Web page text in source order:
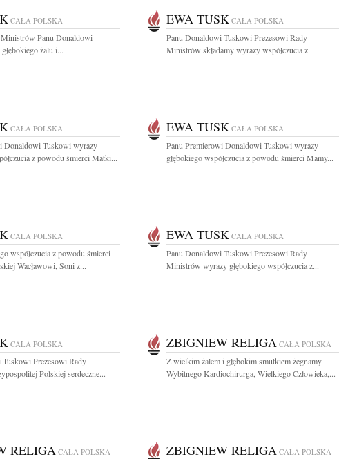
CAŁA POLSKA
Panu Donaldowi
żalu i...
EWA TUSK CAŁA POLSKA
Panu Donaldowi Tuskowi Prezesowi Rady
Ministrów składamy wyrazy współczucia z...
CAŁA POLSKA
Donaldowi Tuskowi wyrazy
z powodu śmierci Matki...
EWA TUSK CAŁA POLSKA
Panu Premierowi Donaldowi Tuskowi wyrazy
głębokiego współczucia z powodu śmierci Mamy...
CAŁA POLSKA
współczucia z powodu śmierci
Wacławowi, Soni z...
EWA TUSK CAŁA POLSKA
Panu Donaldowi Tuskowi Prezesowi Rady
Ministrów wyrazy głębokiego współczucia z...
CAŁA POLSKA
Prezesowi Rady
Polskiej serdeczne...
ZBIGNIEW RELIGA CAŁA POLSKA
Z wielkim żalem i głębokim smutkiem żegnamy
Wybitnego Kardiochirurga, Wielkiego Człowieka,...
RELIGACAŁA POLSKA ZBIGNIEW RELIGA CAŁA POLSKA